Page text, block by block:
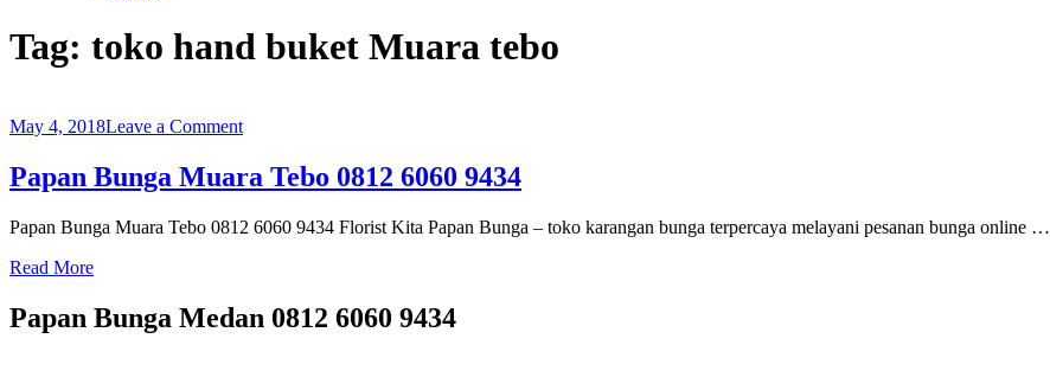
Tag: toko hand buket Muara tebo
May 4, 2018Leave a Commenton
Bunga
Muara
0812
Papan Bunga Muara Tebo 0812 6060 9434
Papan Bunga Muara Tebo 0812 6060 9434 Florist Kita Papan Bunga – toko karangan bunga terpercaya melayani pesanan bunga online …
Read More
Papan Bunga Medan 0812 6060 9434